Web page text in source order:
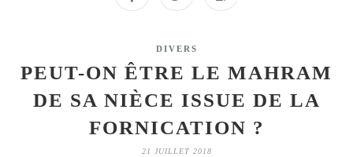
DIVERS
PEUT-ON ÊTRE LE MAHRAM
DE SA NIÈCE ISSUE DE LA
FORNICATION ?
21 JUILLET 2018